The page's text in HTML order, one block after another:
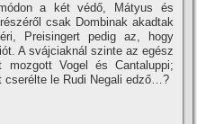
a két védő, Mátyus és
csak Dombinak akadtak
Preisingert pedig az, hogy
A svájciaknál szinte az egész
mozgott Vogel és Cantaluppi;
cserélte le Rudi Negali edző…?